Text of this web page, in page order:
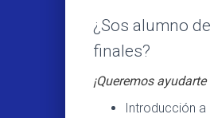
¿Sos alumno
finales?
¡Queremos
Introducción a